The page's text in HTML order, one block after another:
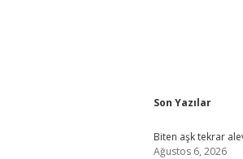
Son Yazılar
Biten aşk tekrar
Ağustos 6, 2026